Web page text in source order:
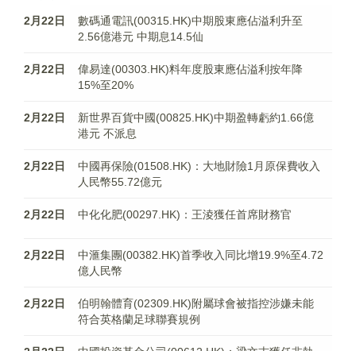
2月22日
數碼通電訊(00315.HK)中期股東應佔溢利升至
2.56億港元 中期息14.5仙
2月22日
偉易達(00303.HK)料年度股東應佔溢利按年降
15%至20%
2月22日
新世界百貨中國(00825.HK)中期盈轉虧約1.66億
港元 不派息
2月22日
中國再保險(01508.HK)：大地財險1月原保費收入
人民幣55.72億元
2月22日 中化化肥(00297.HK)：王淩獲任首席財務官
2月22日
中滙集團(00382.HK)首季收入同比增19.9%至4.72
億人民幣
2月22日
伯明翰體育(02309.HK)附屬球會被指控涉嫌未能
符合英格蘭足球聯賽規例